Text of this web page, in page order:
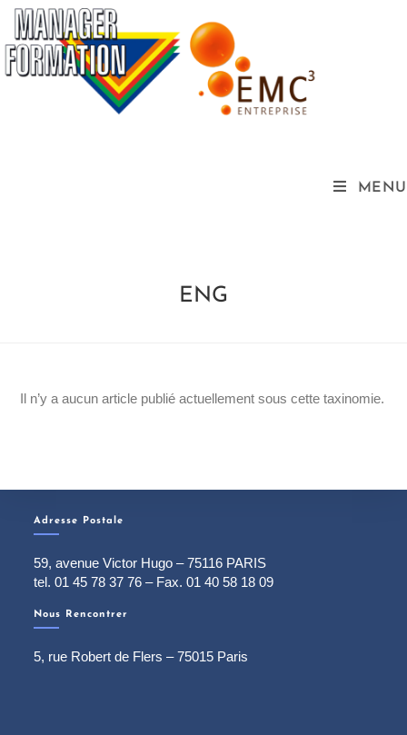
MENU
ENG
Il n’y a aucun article publié actuellement sous cette taxinomie.
Adresse Postale
59, avenue Victor Hugo – 75116 PARIS
tel. 01 45 78 37 76 – Fax. 01 40 58 18 09
Nous Rencontrer
5, rue Robert de Flers – 75015 Paris